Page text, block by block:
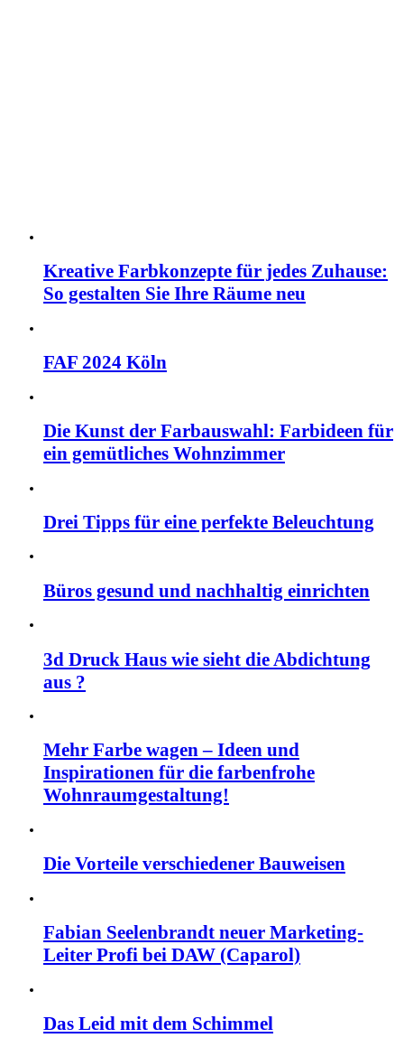
Kreative Farbkonzepte für jedes Zuhause:
So gestalten Sie Ihre Räume neu
FAF 2024 Köln
Die Kunst der Farbauswahl: Farbideen für
ein gemütliches Wohnzimmer
Drei Tipps für eine perfekte Beleuchtung
Büros gesund und nachhaltig einrichten
3d Druck Haus wie sieht die Abdichtung
aus ?
Mehr Farbe wagen – Ideen und
Inspirationen für die farbenfrohe
Wohnraumgestaltung!
Die Vorteile verschiedener Bauweisen
Fabian Seelenbrandt neuer Marketing-
Leiter Profi bei DAW (Caparol)
Das Leid mit dem Schimmel